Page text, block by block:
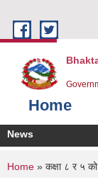
Home
News
You are
Home » कक्षा ८ र ५ को